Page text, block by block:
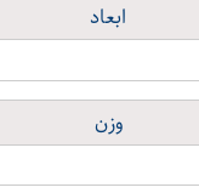
ابعاد
وزن